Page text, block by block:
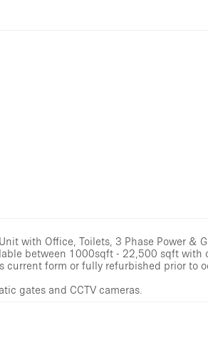
with Office, Toilets, 3 Phase Power &
between 1000sqft - 22,500 sqft
current form or fully refurbished prior to
gates and CCTV cameras.